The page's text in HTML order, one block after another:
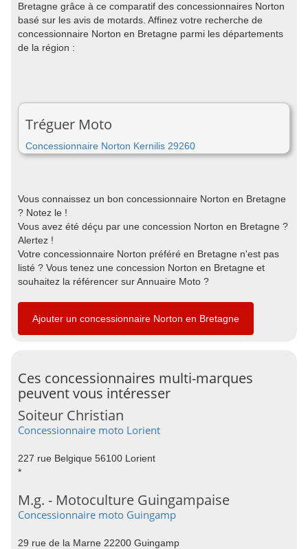
Bretagne grâce à ce comparatif des concessionnaires Norton
basé sur les avis de motards. Affinez votre recherche de
concessionnaire Norton en Bretagne parmi les départements
de la région :
Tréguer Moto
Concessionnaire Norton Kernilis 29260
Vous connaissez un bon concessionnaire Norton en Bretagne
? Notez le !
Vous avez été déçu par une concession Norton en Bretagne ?
Alertez !
Votre concessionnaire Norton préféré en Bretagne n'est pas
listé ? Vous tenez une concession Norton en Bretagne et
souhaitez la référencer sur Annuaire Moto ?
Ajouter un concessionnaire Norton en Bretagne
Ces concessionnaires multi-marques
peuvent vous intéresser
Soiteur Christian
Concessionnaire moto Lorient
227 rue Belgique 56100 Lorient
*
M.g. - Motoculture Guingampaise
Concessionnaire moto Guingamp
29 rue de la Marne 22200 Guingamp